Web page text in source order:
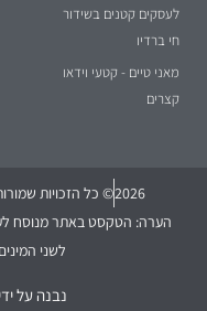
לעסקים קטנים בשידור
חי ברדיו
מאני טיים - קטעי וידאו
קצרים
2026© כל הזכויות
הערה: הטקסט באתר מנוסח
לשני
נבנה על ידי